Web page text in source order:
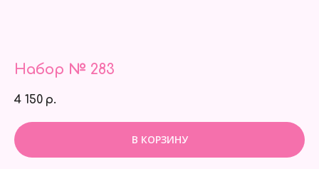
Набор № 283
4 150 р.
В КОРЗИНУ